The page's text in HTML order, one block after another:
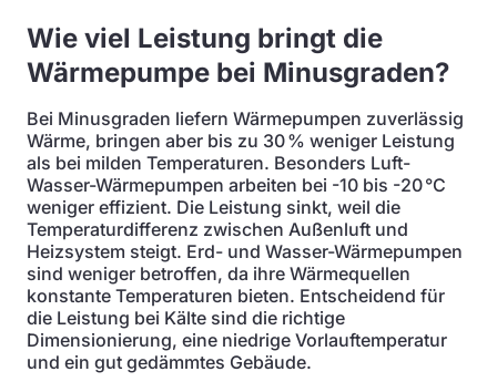
Wie viel Leistung bringt die
Wärmepumpe bei Minusgraden?
Bei Minusgraden liefern Wärmepumpen zuverlässig
Wärme, bringen aber bis zu 30 % weniger Leistung
als bei milden Temperaturen. Besonders Luft-
Wasser-Wärmepumpen arbeiten bei -10 bis -20 °C
weniger effizient. Die Leistung sinkt, weil die
Temperaturdifferenz zwischen Außenluft und
Heizsystem steigt. Erd- und Wasser-Wärmepumpen
sind weniger betroffen, da ihre Wärmequellen
konstante Temperaturen bieten. Entscheidend für
die Leistung bei Kälte sind die richtige
Dimensionierung, eine niedrige Vorlauftemperatur
und ein gut gedämmtes Gebäude.